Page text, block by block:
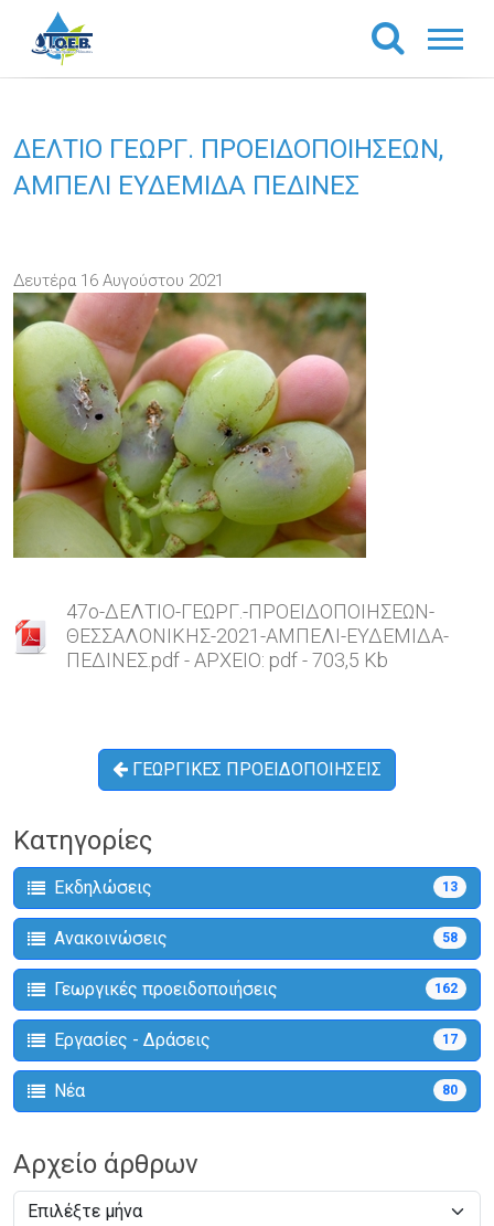
ΔΕΛΤΙΟ ΓΕΩΡΓ. ΠΡΟΕΙΔΟΠΟΙΗΣΕΩΝ,
ΑΜΠΕΛΙ ΕΥΔΕΜΙΔΑ ΠΕΔΙΝΕΣ
Δευτέρα 16 Αυγούστου 2021
47o-ΔΕΛΤΙΟ-ΓΕΩΡΓ.-ΠΡΟΕΙΔΟΠΟΙΗΣΕΩΝ-
ΘΕΣΣΑΛΟΝΙΚΗΣ-2021-ΑΜΠΕΛΙ-ΕΥΔΕΜΙΔΑ-
ΠΕΔΙΝΕΣ.pdf - ΑΡΧΕΙΟ: pdf - 703,5 Kb
ΓΕΩΡΓΙΚΕΣ ΠΡΟΕΙΔΟΠΟΙΗΣΕΙΣ
Κατηγορίες
Εκδηλώσεις 13
Ανακοινώσεις 58
Γεωργικές προειδοποιήσεις 162
Εργασίες - Δράσεις 17
Νέα 80
Αρχείο άρθρων